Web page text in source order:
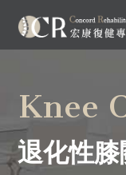
Knee
退化性